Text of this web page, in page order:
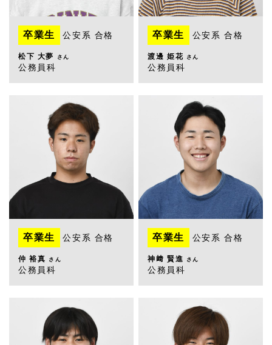
卒業生 公安系 合格
松下 大夢 さん
公務員科
卒業生 公安系 合格
渡邊 姫花 さん
公務員科
卒業生 公安系 合格
仲 裕真 さん
公務員科
卒業生 公安系 合格
神﨑 賢進 さん
公務員科